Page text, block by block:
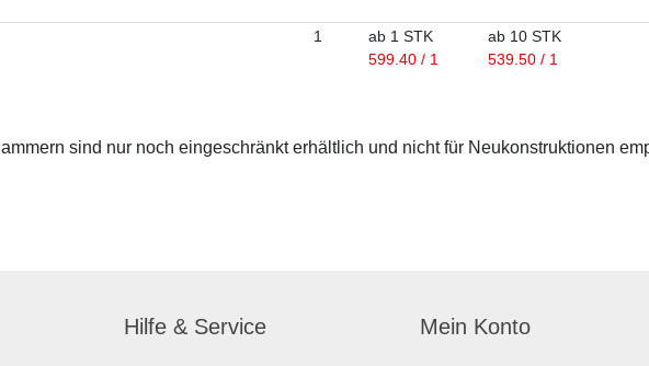
1
ab 1 STK
599.40 / 1
ab 10 STK
539.50 / 1
sind nur noch eingeschränkt erhältlich und nicht für Neukonstruktionen
Hilfe & Service Mein Konto